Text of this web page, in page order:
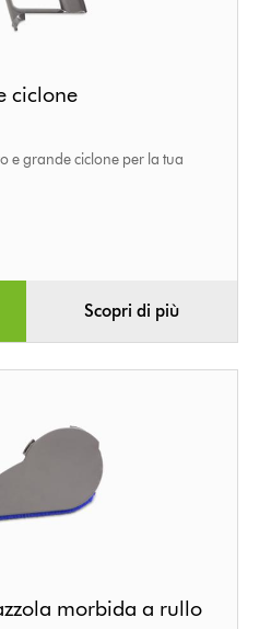
ciclone
e grande ciclone per la tua
Scopri di più
morbida a rullo